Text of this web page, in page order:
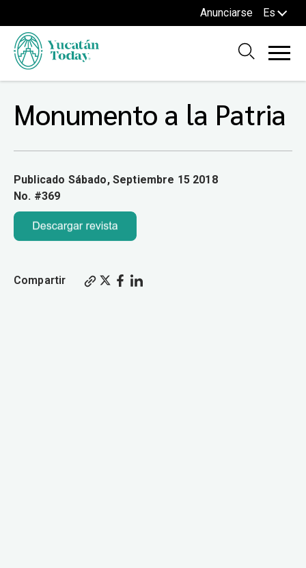
Anunciarse Es
Monumento a la Patria
Publicado Sábado, Septiembre 15 2018
No. #369
Compartir